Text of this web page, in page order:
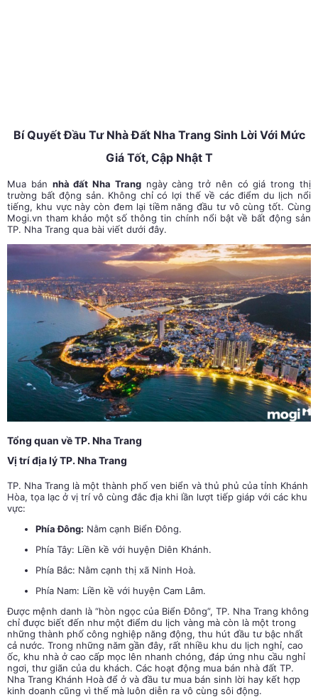
Bí Quyết Đầu Tư Nhà Đất Nha Trang Sinh Lời Với Mức
Giá Tốt, Cập Nhật T
Mua bán nhà đất Nha Trangngày càng trở nên có giá trong thị
trường bất động sản. Không chỉ có lợi thế về các điểm du lịch nổi
tiếng, khu vực này còn đem lại tiềm năng đầu tư vô cùng tốt. Cùng
Mogi.vn tham khảo một số thông tin chính nổi bật về bất động sản
TP. Nha Trang qua bài viết dưới đây.
Tổng quan về TP. Nha Trang
Vị trí địa lýTP. Nha Trang
TP. Nha Trang là một thành phố ven biển và thủ phủ của tỉnh Khánh
Hòa, tọa lạc ở vị trí vô cùng đắc địa khi lần lượt tiếp giáp với các khu
vực:
Phía Đông: Nằm cạnh Biển Đông.
Phía Tây: Liền kề với huyện Diên Khánh.
Phía Bắc: Nằm cạnh thị xã Ninh Hoà.
Phía Nam: Liền kề với huyện Cam Lâm.
Được mệnh danh là “hòn ngọc của Biển Đông”, TP. Nha Trang không
chỉ được biết đến như một điểm du lịch vàng mà còn là một trong
những thành phố công nghiệp năng động, thu hút đầu tư bậc nhất
cả nước. Trong những năm gần đây, rất nhiều khu du lịch nghỉ, cao
ốc, khu nhà ở cao cấp mọc lên nhanh chóng, đáp ứng nhu cầu nghỉ
ngơi, thư giãn của du khách. Các hoạt động mua bán nhà đất TP.
Nha Trang Khánh Hoà để ở và đầu tư mua bán sinh lời hay kết hợp
kinh doanh cũng vì thế mà luôn diễn ra vô cùng sôi động.